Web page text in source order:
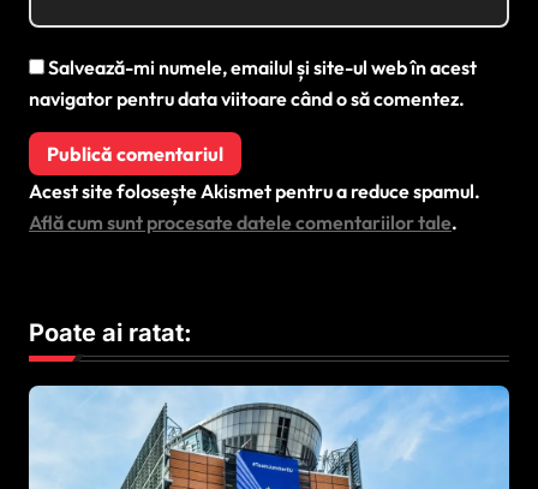
Salvează-mi numele, emailul și site-ul web în acest
navigator pentru data viitoare când o să comentez.
Acest site folosește Akismet pentru a reduce spamul.
Află cum sunt procesate datele comentariilor tale.
Poate ai ratat: